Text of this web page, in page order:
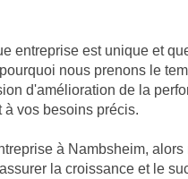
entreprise est unique et
nous prenons le
d'amélioration de la
vos besoins précis.
à Nambsheim,
la croissance et le